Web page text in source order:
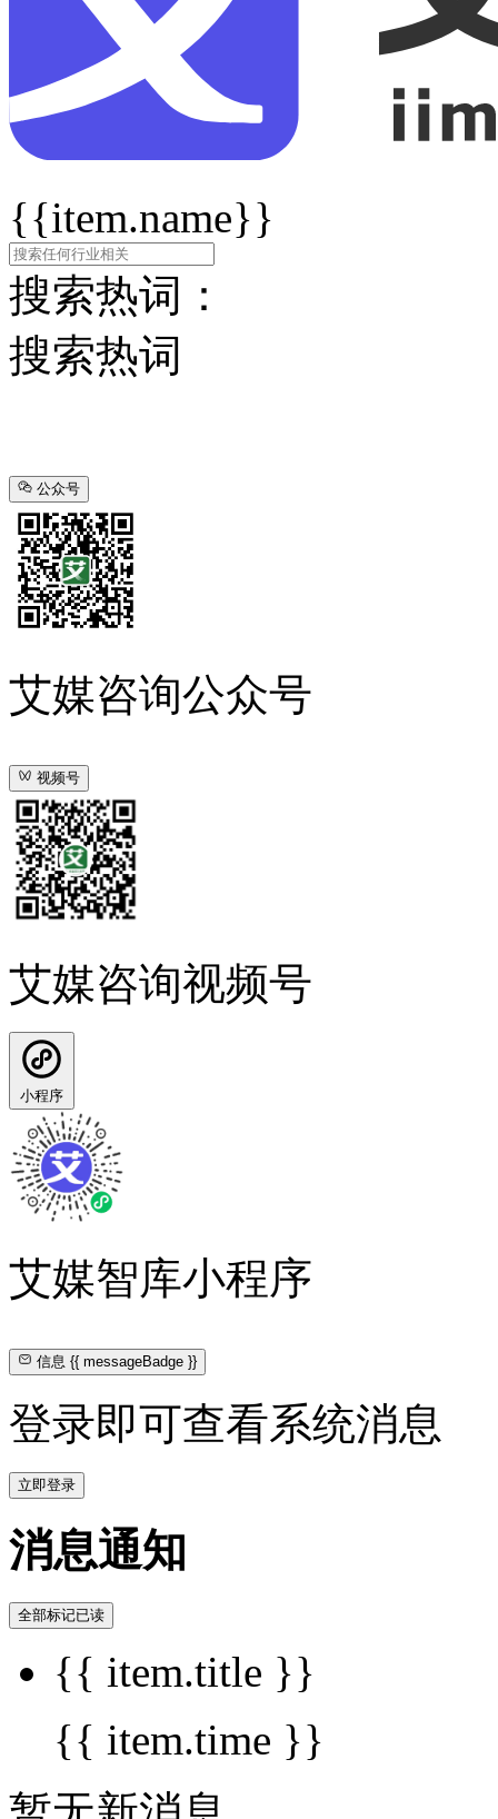
{{item.name}}
搜索热词：
搜索热词
公众号
艾媒咨询公众号
视频号
艾媒咨询视频号
小程序
艾媒智库小程序
信息{{ messageBadge }}
登录即可查看系统消息
立即登录
消息通知
全部标记已读
{{ item.title }}
{{ item.time }}